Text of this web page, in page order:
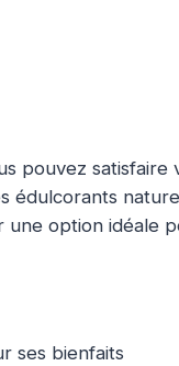
pouvez satisfaire
édulcorants
une option idéale
ses bienfaits